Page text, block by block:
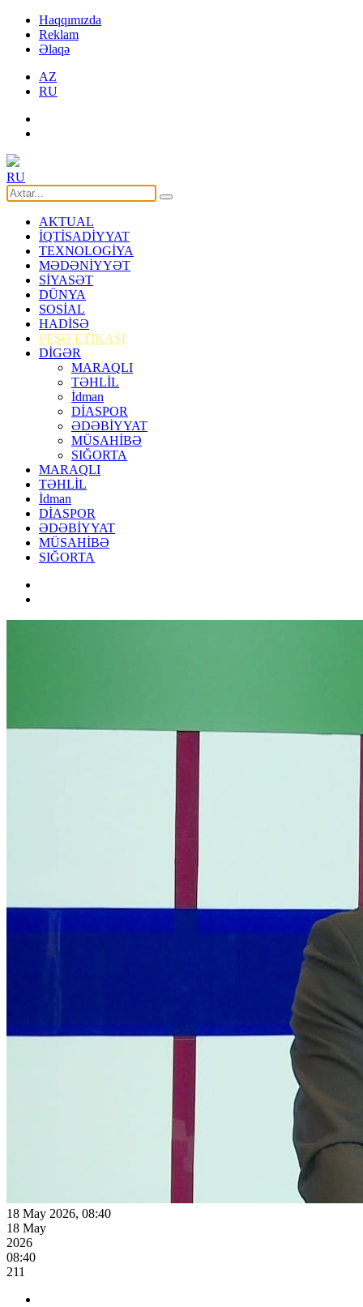
Haqqımızda
Reklam
Əlaqə
AZ
RU
RU
AKTUAL
İQTİSADİYYAT
TEXNOLOGİYA
MƏDƏNİYYƏT
SİYASƏT
DÜNYA
SOSİAL
HADİSƏ
PEŞƏ ETİKASI
DİGƏR
MARAQLI
TƏHLİL
İdman
DİASPOR
ƏDƏBİYYAT
MÜSAHİBƏ
SIĞORTA
MARAQLI
TƏHLİL
İdman
DİASPOR
ƏDƏBİYYAT
MÜSAHİBƏ
SIĞORTA
18 May 2026, 08:40
18 May
2026
08:40
211